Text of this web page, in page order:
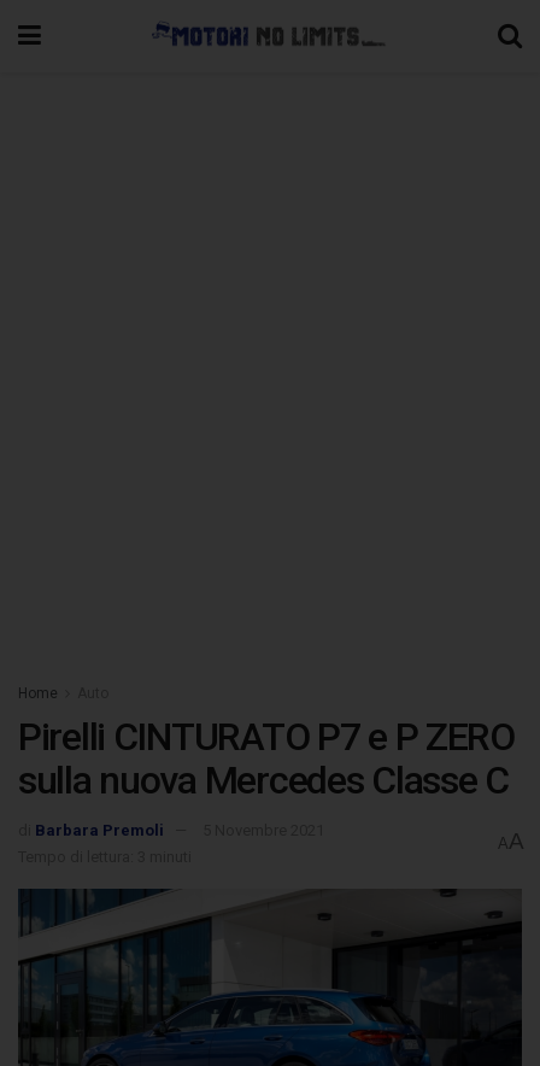
Home
Pirelli CINTURATO P7 e P ZERO
sulla nuova Mercedes Classe C
Barbara Premoli
AA